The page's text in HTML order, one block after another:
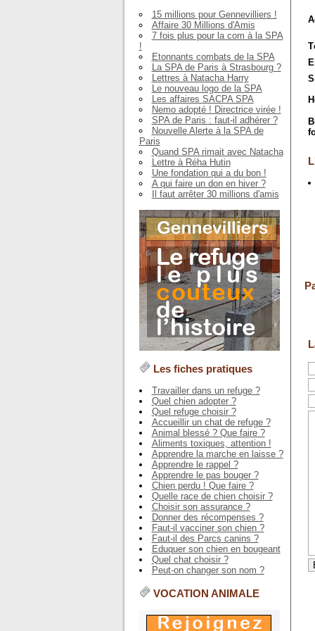
15 millions pour Gennevilliers !
Affaire 30 Millions d'Amis
7 fois plus pour la com à la SPA
!
Etonnants combats de la SPA
La SPA de Paris à Strasbourg ?
Lettres à Natacha Harry
Le nouveau logo de la SPA
Les affaires SACPA SPA
Nemo adopté ! Directrice virée !
SPA de Paris : faut-il adhérer ?
Nouvelle Alerte à la SPA de
Paris
Quand SPA rimait avec Natacha
Lettre à Réha Hutin
Une fondation qui a du bon !
A qui faire un don en hiver ?
Il faut arrêter 30 millions d'amis
Les fiches pratiques
Travailler dans un refuge ?
Quel chien adopter ?
Quel refuge choisir ?
Accueillir un chat de refuge ?
Animal blessé ? Que faire ?
Aliments toxiques, attention !
Apprendre la marche en laisse ?
Apprendre le rappel ?
Apprendre le pas bouger ?
Chien perdu ! Que faire ?
Quelle race de chien choisir ?
Choisir son assurance ?
Donner des récompenses ?
Faut-il vacciner son chien ?
Faut-il des Parcs canins ?
Eduquer son chien en bougeant
Quel chat choisir ?
Peut-on changer son nom ?
VOCATION ANIMALE